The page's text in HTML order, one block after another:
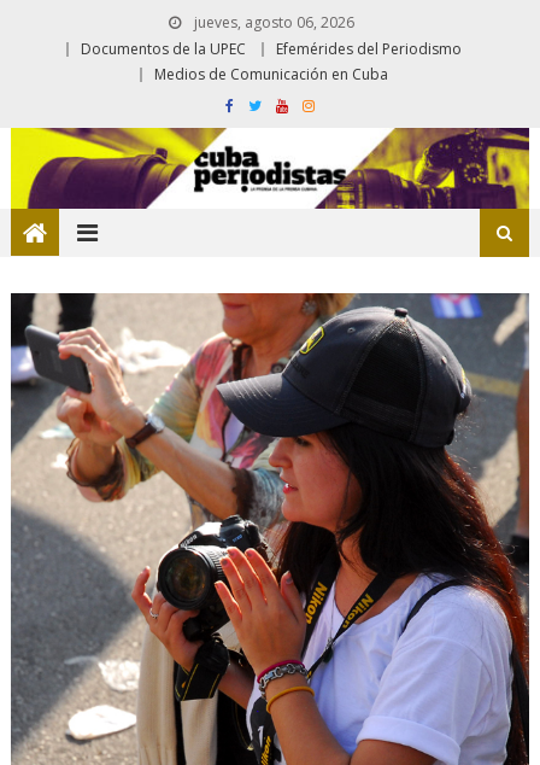
jueves, agosto 06, 2026
Documentos de la UPEC
Efemérides del Periodismo
Medios de Comunicación en Cuba